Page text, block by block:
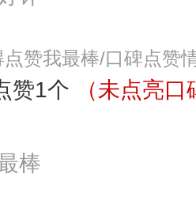
赞我最棒/口碑点赞
赞1个
（未点亮
棒